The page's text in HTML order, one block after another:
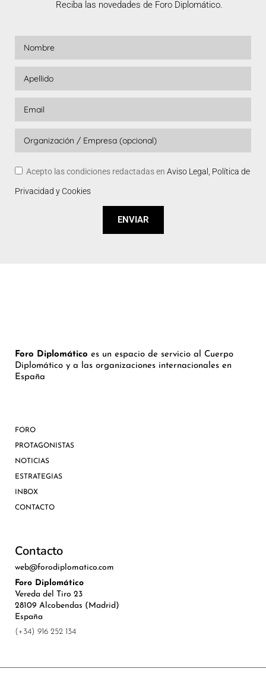
Reciba las novedades de Foro Diplomático.
Acepto las condiciones redactadas en Aviso Legal, Política de
Privacidad y Cookies
ENVIAR
Foro Diplomático es un espacio de servicio al Cuerpo
Diplomático y a las organizaciones internacionales en
España
FORO
PROTAGONISTAS
NOTICIAS
ESTRATEGIAS
INBOX
CONTACTO
Contacto
web@forodiplomatico.com
Foro Diplomático
Vereda del Tiro 23
28109 Alcobendas (Madrid)
España
(+34) 916 252 134